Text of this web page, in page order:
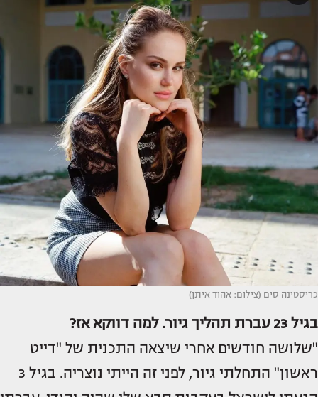
כריסטינה סים (צילום: אהוד איתן)
בגיל 23 עברת תהליך גיור. למה דווקא אז?
"שלושה חודשים אחרי שיצאה התכנית של "דייט
ראשון" התחלתי גיור, לפני זה הייתי נוצריה. בגיל 3